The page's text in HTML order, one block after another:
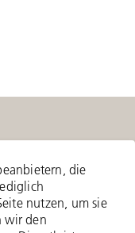
die
nutzen, um sie
wir den